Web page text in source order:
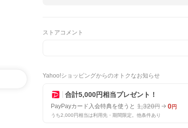
ストアコメント
Yahoo!ショッピングからのオトクなお知らせ
合計5,000円相当プレゼント！
PayPayカード入会特典を使うと 1,320円 0円
うち2,000円相当は利用先・期間限定。他条件あり